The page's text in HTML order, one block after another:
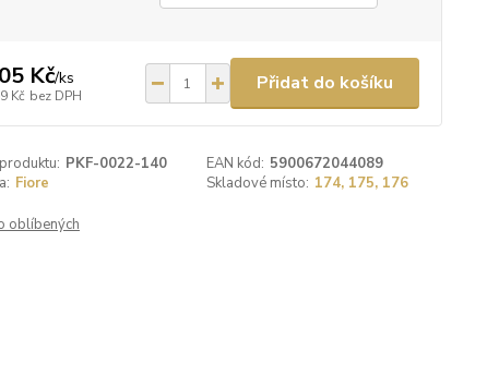
Kč/ks
Kč bez DPH
Přidat do košíku
PKF-0022-140 EAN kód: 5900672044089
Fiore Skladové místo: 174, 175, 176
oblíbených